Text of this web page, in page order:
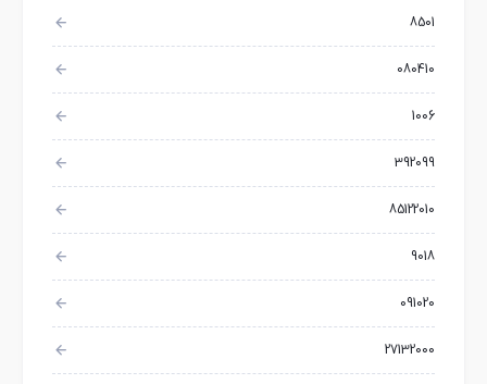
8501
080410
1006
392099
85122010
9018
091020
27132000